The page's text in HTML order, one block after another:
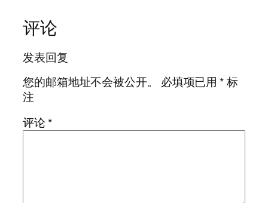
评论
发表回复
您的邮箱地址不会被公开。
必填项已用*标
注
评论*